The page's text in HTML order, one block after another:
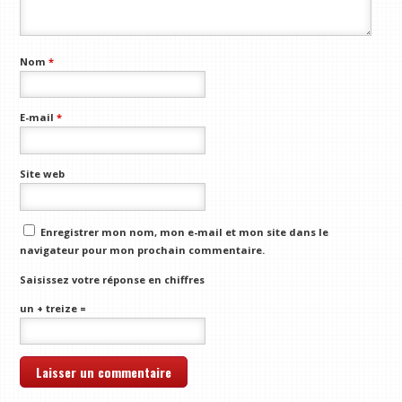
Nom*
E-mail*
Site web
Enregistrer mon nom, mon e-mail et mon site dans le
navigateur pour mon prochain commentaire.
Saisissez votre réponse en chiffres
un + treize =